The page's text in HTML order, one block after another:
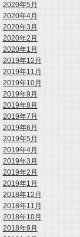
2020年5月
2020年4月
2020年3月
2020年2月
2020年1月
2019年12月
2019年11月
2019年10月
2019年9月
2019年8月
2019年7月
2019年6月
2019年5月
2019年4月
2019年3月
2019年2月
2019年1月
2018年12月
2018年11月
2018年10月
2018年9月